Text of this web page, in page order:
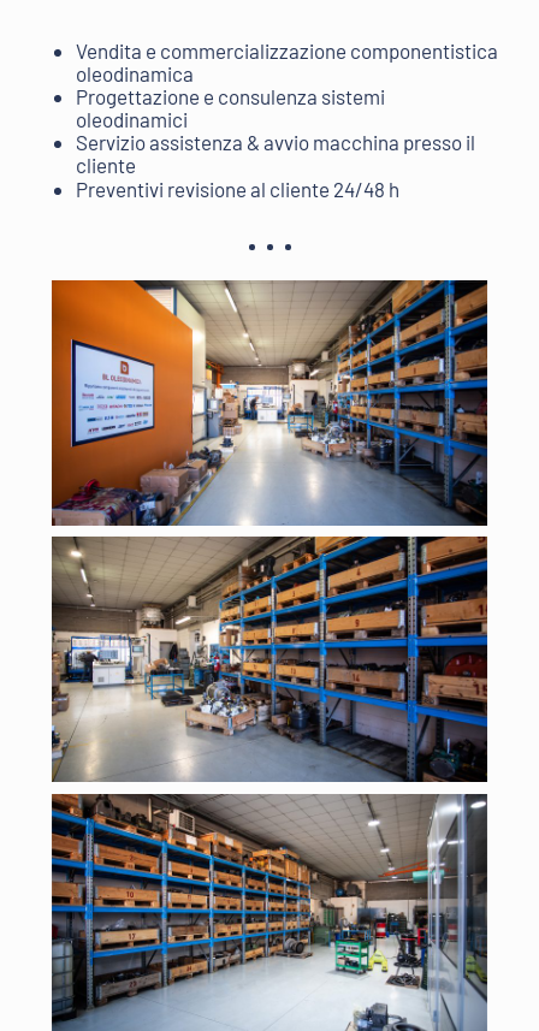
Vendita e commercializzazione componentistica
oleodinamica
Progettazione e consulenza sistemi
oleodinamici
Servizio assistenza & avvio macchina presso il
cliente
Preventivi revisione al cliente 24/48 h